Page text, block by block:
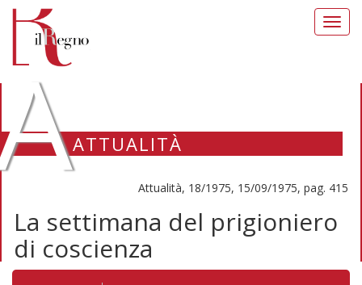
ATTUALITÀ
Attualità, 18/1975, 15/09/1975, pag. 415
La settimana del prigioniero
di coscienza